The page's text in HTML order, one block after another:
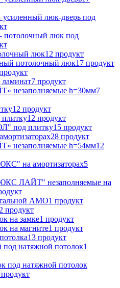
люк-дверь под
люк под
люк12 продукт
потолочный люк17 продукт
7 продукт
незаполняемые h=30мм7
12 продукт
12 продукт
под плитку15 продукт
28 продукт
незаполняемые h=54мм12
на амортизаторах5
ЛАЙТ" незаполняемые на
АМО1 продукт
2 продукт
на замке1 продукт
на магните1 продукт
13 продукт
натяжной потолок1
натяжной потолок